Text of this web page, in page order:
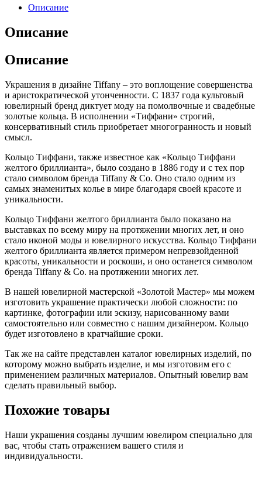
Описание
Описание
Описание
Украшения в дизайне Tiffany – это воплощение совершенства
и аристократической утонченности. С 1837 года культовый
ювелирный бренд диктует моду на помолвочные и свадебные
золотые кольца. В исполнении «Тиффани» строгий,
консервативный стиль приобретает многогранность и новый
смысл.
Кольцо Тиффани, также известное как «Кольцо Тиффани
желтого бриллианта», было создано в 1886 году и с тех пор
стало символом бренда Tiffany & Co. Оно стало одним из
самых знаменитых колье в мире благодаря своей красоте и
уникальности.
Кольцо Тиффани желтого бриллианта было показано на
выставках по всему миру на протяжении многих лет, и оно
стало иконой моды и ювелирного искусства. Кольцо Тиффани
желтого бриллианта является примером непревзойденной
красоты, уникальности и роскоши, и оно останется символом
бренда Tiffany & Co. на протяжении многих лет.
В нашей ювелирной мастерской «Золотой Мастер» мы можем
изготовить украшение практически любой сложности: по
картинке, фотографии или эскизу, нарисованному вами
самостоятельно или совместно с нашим дизайнером. Кольцо
будет изготовлено в кратчайшие сроки.
Так же на сайте представлен каталог ювелирных изделий, по
которому можно выбрать изделие, и мы изготовим его с
применением различных материалов. Опытный ювелир вам
сделать правильный выбор.
Похожие товары
Наши украшения созданы лучшим ювелиром специально для
вас, чтобы стать отражением вашего стиля и
индивидуальности.